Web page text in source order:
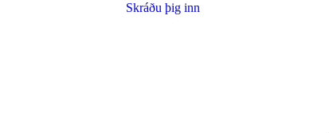
Skráðu þig inn